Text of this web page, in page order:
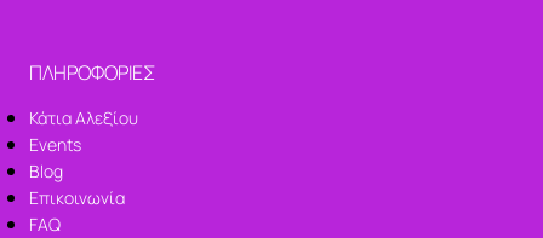
ΠΛΗΡΟΦΟΡΙΕΣ
Κάτια Αλεξίου
Events
Blog
Επικοινωνία
FAQ